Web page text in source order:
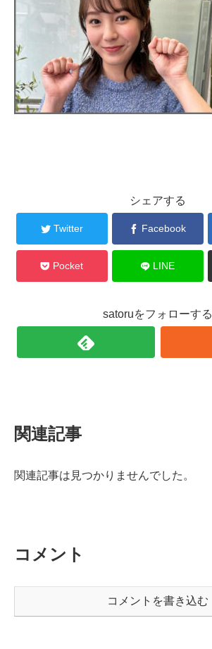
シェアする
Twitter Facebook
Pocket LINE
satoruをフォローする
関連記事
関連記事は見つかりませんでした。
コメント
コメントを書き込む